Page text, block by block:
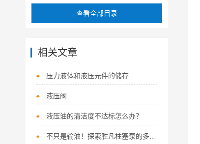
查看全部目录
相关文章
压力液体和液压元件的储存
液压阀
液压油的清洁度不达标怎么办？